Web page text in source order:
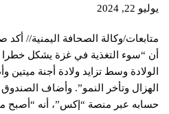
يوليو 22, 2024
متابعات/وكالة الصحافة اليمنية//
أن “سوء التغذية في غزة يشكل خطرا
الولادة وسط تزايد ولادة أجنة
الهزال وتأخر النمو”. وأضاف
حسابه عبر منصة “إكس”، أنه “أصبح